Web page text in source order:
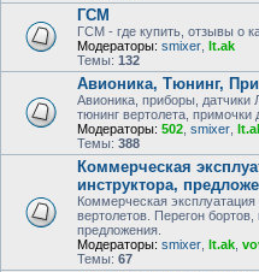
ГСМ
ГСМ - где купить, отзывы о
Модераторы: smixer lt.ak
Темы: 132
Авионика, Тюнинг,
Авионика, приборы, датчики
тюнинг вертолета,
Модераторы: 502 smixer
Темы: 388
Коммерческая
инструктора,
Коммерческая
вертолетов. Перегон
предложения.
Модераторы: smixer lt.ak
Темы: 67